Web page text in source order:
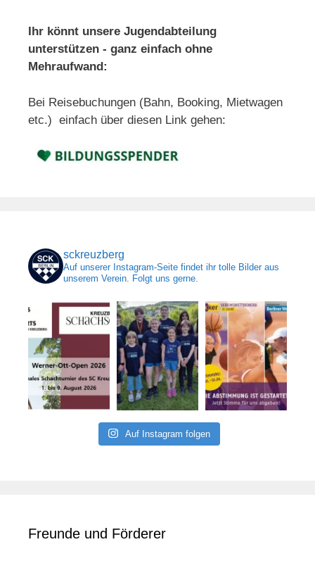
Ihr könnt unsere Jugendabteilung
unterstützen - ganz einfach ohne
Mehraufwand:
Bei Reisebuchungen (Bahn, Booking, Mietwagen
etc.) einfach über diesen Link gehen:
sckreuzberg
Auf unserer Instagram-Seite findet ihr tolle Bilder aus
unserem Verein. Folgt uns gerne.
Auf Instagram folgen
Freunde und Förderer